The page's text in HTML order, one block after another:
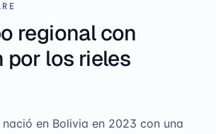
regional con
por los rieles
en Bolivia en 2023 con una